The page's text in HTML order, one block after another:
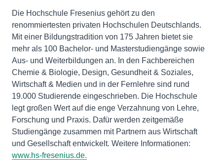
Die Hochschule Fresenius gehört zu den
renommiertesten privaten Hochschulen Deutschlands.
Mit einer Bildungstradition von 175 Jahren bietet sie
mehr als 100 Bachelor- und Masterstudiengänge sowie
Aus- und Weiterbildungen an. In den Fachbereichen
Chemie & Biologie, Design, Gesundheit & Soziales,
Wirtschaft & Medien und in der Fernlehre sind rund
19.000 Studierende eingeschrieben. Die Hochschule
legt großen Wert auf die enge Verzahnung von Lehre,
Forschung und Praxis. Dafür werden zeitgemäße
Studiengänge zusammen mit Partnern aus Wirtschaft
und Gesellschaft entwickelt. Weitere Informationen:
www.hs-fresenius.de.